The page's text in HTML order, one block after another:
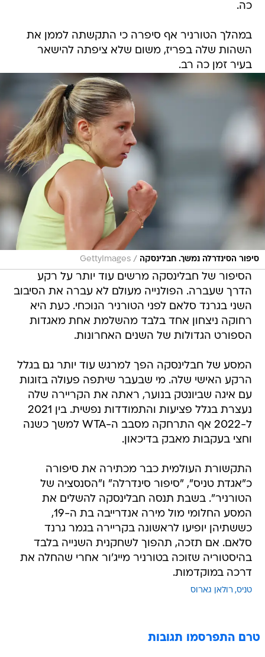
כה.
במהלך הטורניר אף סיפרה כי התקשתה לממן את
השהות שלה בפריז, משום שלא ציפתה להישאר
בעיר זמן כה רב.
סיפור הסינדרלה נמשך. חבלינסקה /
GettyImages
הסיפור של חבלינסקה מרשים עוד יותר על רקע
הדרך שעברה. הפולנייה מעולם לא עברה את הסיבוב
השני בגרנד סלאם לפני הטורניר הנוכחי. כעת היא
רחוקה ניצחון אחד בלבד מהשלמת אחת מאגדות
הספורט הגדולות של השנים האחרונות.
המסע של חבלינסקה הפך למרגש עוד יותר גם בגלל
הרקע האישי שלה. מי שבעבר שיתפה פעולה בזוגות
עם איגה שביונטק בנוער, ראתה את הקריירה שלה
נעצרת בגלל פציעות והתמודדות נפשית. בין 2021
ל-2022 אף התרחקה מסבב ה-WTA למשך כשנה
וחצי בעקבות מאבק בדיכאון.
התקשורת העולמית כבר מכתירה את סיפורה
כ"אגדת טניס", "סיפור סינדרלה" ו"הסנסציה של
הטורניר". בשבת תנסה חבלינסקה להשלים את
המסע החלומי מול מירה אנדרייבה בת ה-19,
כששתיהן יופיעו לראשונה בקריירה בגמר גרנד
סלאם. אם תזכה, תהפוך לשחקנית השנייה בלבד
בהיסטוריה שזוכה בטורניר מייג'ור אחרי שהחלה את
דרכה במוקדמות.
טניס רולאן גארוס
טרם התפרסמו תגובות